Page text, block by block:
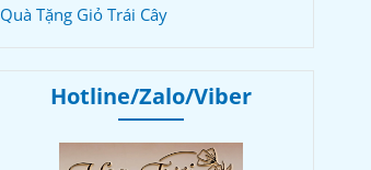
Quà Tặng Giỏ Trái Cây
Hotline/Zalo/Viber